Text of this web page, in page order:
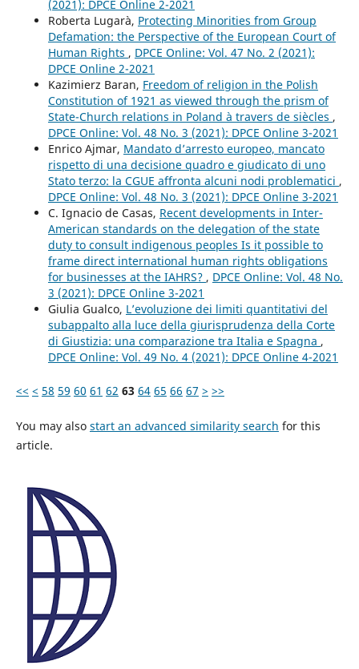
(2021): DPCE Online 2-2021
Roberta Lugarà, Protecting Minorities from Group
Defamation: the Perspective of the European Court of
Human Rights , DPCE Online: Vol. 47 No. 2 (2021):
DPCE Online 2-2021
Kazimierz Baran, Freedom of religion in the Polish
Constitution of 1921 as viewed through the prism of
State-Church relations in Poland à travers de siècles ,
DPCE Online: Vol. 48 No. 3 (2021): DPCE Online 3-2021
Enrico Ajmar, Mandato d’arresto europeo, mancato
rispetto di una decisione quadro e giudicato di uno
Stato terzo: la CGUE affronta alcuni nodi problematici ,
DPCE Online: Vol. 48 No. 3 (2021): DPCE Online 3-2021
C. Ignacio de Casas, Recent developments in Inter-
American standards on the delegation of the state
duty to consult indigenous peoples Is it possible to
frame direct international human rights obligations
for businesses at the IAHRS? , DPCE Online: Vol. 48 No.
3 (2021): DPCE Online 3-2021
Giulia Gualco, L’evoluzione dei limiti quantitativi del
subappalto alla luce della giurisprudenza della Corte
di Giustizia: una comparazione tra Italia e Spagna ,
DPCE Online: Vol. 49 No. 4 (2021): DPCE Online 4-2021
<< < 58 59 60 61 62 63 64 65 66 67 > >>
You may also start an advanced similarity search for this
article.